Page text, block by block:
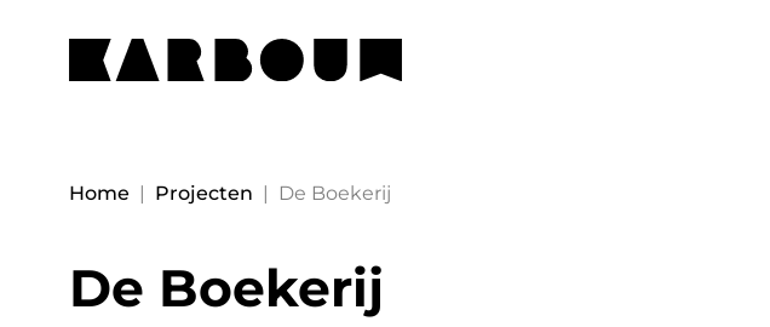
Home | Projecten | De Boekerij
De Boekerij